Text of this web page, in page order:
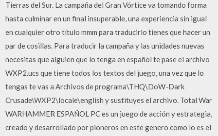
Tierras del Sur. La campaña del Gran Vórtice va tomando forma
hasta culminar en un final insuperable, una experiencia sin igual
en cualquier otro título mmm para traducirlo tienes que hacer un
par de cosillas. Para traducir la campaña y las unidades nuevas
necesitas que alguien que lo tenga en español te pase el archivo
WXP2.ucs que tiene todos los textos del juego, una vez que lo
tengas te vas a Archivos de programa\THQ\DoW-Dark
Crusade\WXP2\locale\english y sustituyes el archivo. Total War
WARHAMMER ESPAÑOL PC es un juego de acción y estrategia,
creado y desarrollado por pioneros en este genero como lo es el